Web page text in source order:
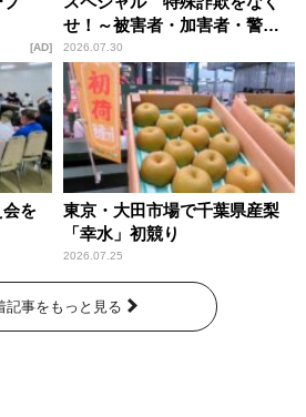
AD
せ！～被害者・加害者・警視
庁が語るトクリュウの実態
～」放送
2026.07.30
を
東京・大田市場で千葉県産梨
「幸水」初競り
2026.07.25
記事をもっと見る